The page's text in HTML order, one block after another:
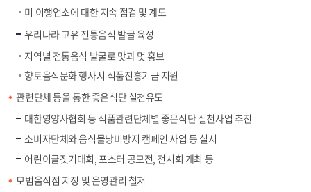
미 이행업소에 대한 지속 점검 및 계도
우리나라 고유 전통음식 발굴 육성
지역별 전통음식 발굴로 맛과 멋 홍보
향토음식문화 행사시 식품진흥기금 지원
관련단체 등을 통한 좋은식단 실천유도
대한영양사협회 등 식품관련단체별 좋은식단 실천사업 추진
소비자단체와 음식물낭비방지 캠페인 사업 등 실시
어린이글짓기대회, 포스터 공모전, 전시회 개최 등
모범음식점 지정 및 운영관리 철저